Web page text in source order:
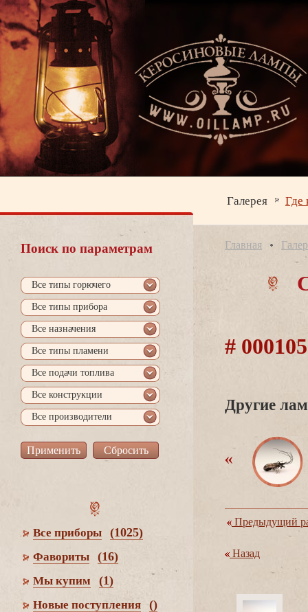
Галерея Где
Поиск по параметрам
се типы горючего
се типы прибора
се назначения
се типы пламени
се подачи топлива
се конструкции
се производители
се приборы (1025)
Фавориты (16)
Мы купим (1)
Новые поступления ()
Главная
# 000105
Другие
Предыдущий
Назад